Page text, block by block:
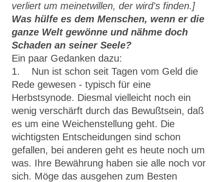
verliert um meinetwillen, der wird's finden.]
Was hülfe es dem Menschen, wenn er die
ganze Welt gewönne und nähme doch
Schaden an seiner Seele?
Ein paar Gedanken dazu:
1. Nun ist schon seit Tagen vom Geld die
Rede gewesen - typisch für eine
Herbstsynode. Diesmal vielleicht noch ein
wenig verschärft durch das Bewußtsein, daß
es um eine Weichenstellung geht. Die
wichtigsten Entscheidungen sind schon
gefallen, bei anderen geht es heute noch um
was. Ihre Bewährung haben sie alle noch vor
sich. Möge das ausgehen zum Besten